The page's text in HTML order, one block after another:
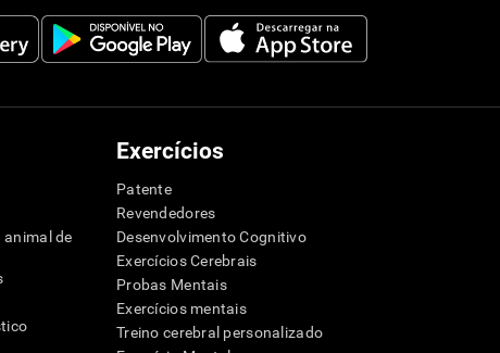
animal de
Exercícios
Patente
Revendedores
Desenvolvimento Cognitivo
Exercícios Cerebrais
Probas Mentais
Exercícios mentais
Treino cerebral personalizado